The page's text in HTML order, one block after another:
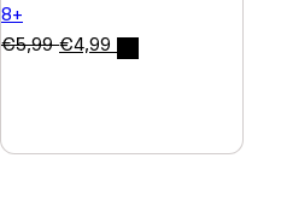
8+
€5,99 €4,99